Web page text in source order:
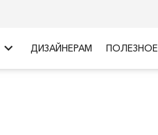
keyboard_arrow_right ДИЗАЙНЕРАМ ПОЛЕЗНОЕ